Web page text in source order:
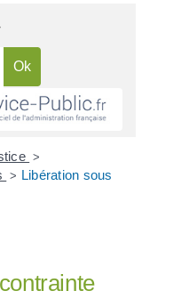
>
> Libération sous